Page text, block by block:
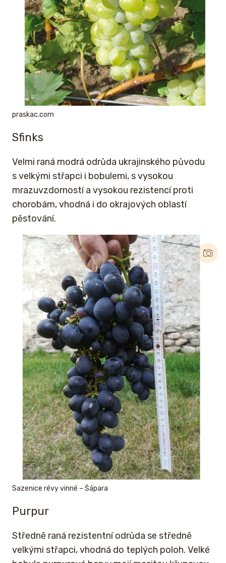
praskac.com
Sfinks
Velmi raná modrá odrůda ukrajinského původu
s velkými střapci i bobulemi, s vysokou
mrazuvzdorností a vysokou rezistencí proti
chorobám, vhodná i do okrajových oblastí
pěstování.
Sazenice révy vinné – Šápara
Purpur
Středně raná rezistentní odrůda se středně
velkými střapci, vhodná do teplých poloh. Velké